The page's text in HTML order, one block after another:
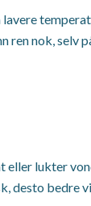
ren nok, selv
eller lukter
desto bedre